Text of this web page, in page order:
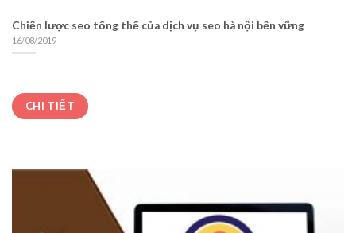
Chiến lược seo tổng thể của dịch vụ seo hà nội bền vững
16/08/2019
CHI TIẾT